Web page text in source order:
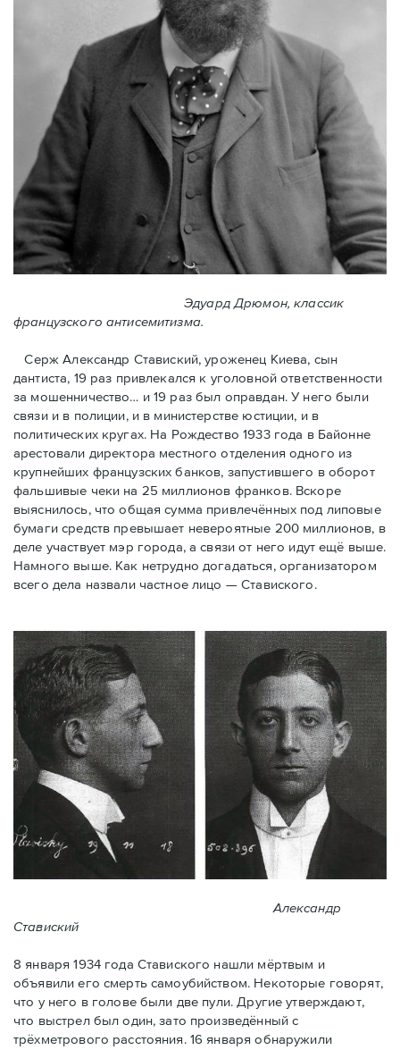
Эдуард Дрюмон, классик
французского антисемитизма.
Серж Александр Ставиский, уроженец Киева, сын
дантиста, 19 раз привлекался к уголовной ответственности
за мошенничество… и 19 раз был оправдан. У него были
связи и в полиции, и в министерстве юстиции, и в
политических кругах. На Рождество 1933 года в Байoнне
арестовали директора местного отделения одного из
крупнейших французских банков, запустившего в оборот
фальшивые чеки на 25 миллионов франков. Вскоре
выяснилось, что общая сумма привлечённых под липовые
бумаги средств превышает невероятные 200 миллионов, в
деле участвует мэр города, a связи от него идут ещё выше.
Намного выше. Как нетрудно догадаться, организатором
всего дела назвали частное лицо — Ставиского.
Александр
Ставиский
8 января 1934 года Ставиского нашли мёртвым и
объявили его смерть самоубийством. Некоторые говорят,
что у него в голове были две пули. Другие утверждают,
что выстрел был один, зато произведённый с
трёхметровoго расстояния. 16 января обнаружили